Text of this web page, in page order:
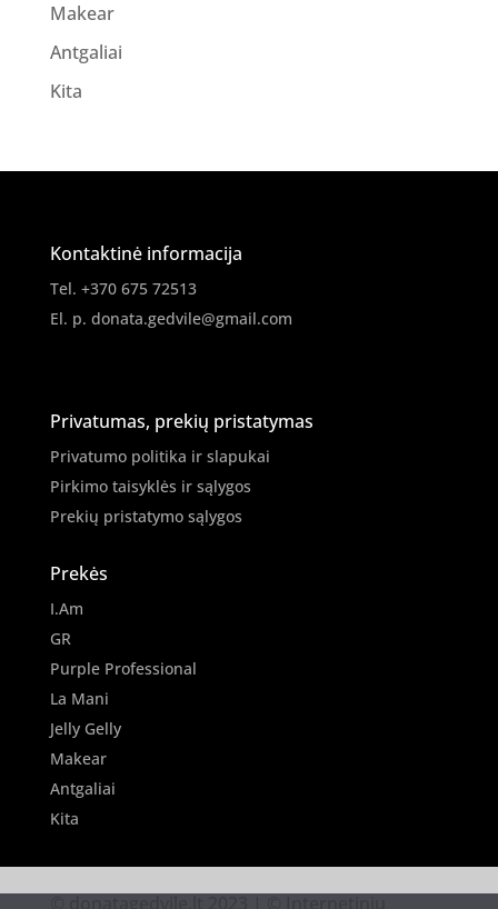
Makear
Antgaliai
Kita
Kontaktinė informacija
Tel. +370 675 72513
El. p. donata.gedvile@gmail.com
Privatumas, prekių pristatymas
Privatumo politika ir slapukai
Pirkimo taisyklės ir sąlygos
Prekių pristatymo sąlygos
Prekės
I.Am
GR
Purple Professional
La Mani
Jelly Gelly
Makear
Antgaliai
Kita